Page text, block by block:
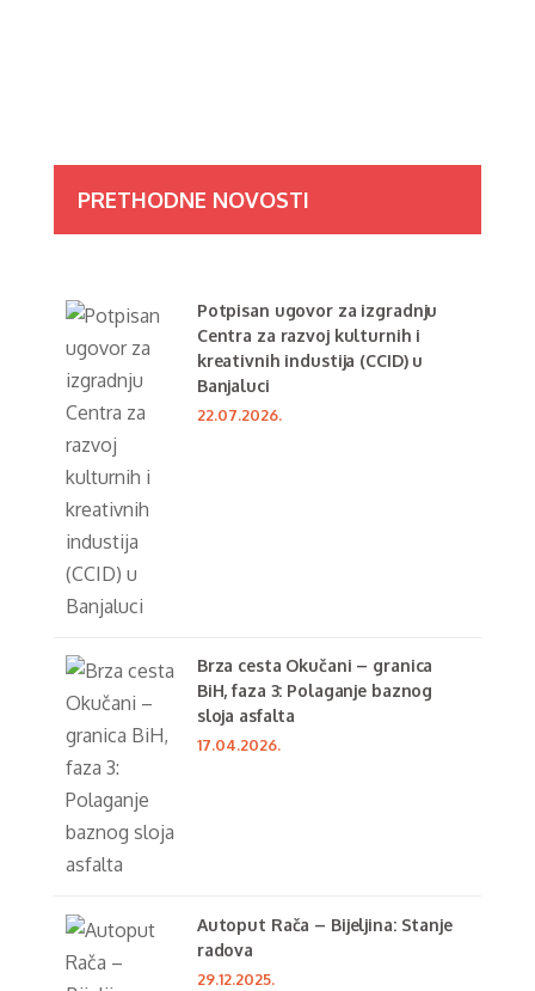
PRETHODNE NOVOSTI
Potpisan ugovor za izgradnju
Centra za razvoj kulturnih i
kreativnih industija (CCID) u
Banjaluci
22.07.2026.
Brza cesta Okučani – granica
BiH, faza 3: Polaganje baznog
sloja asfalta
17.04.2026.
Autoput Rača – Bijeljina: Stanje
radova
29.12.2025.